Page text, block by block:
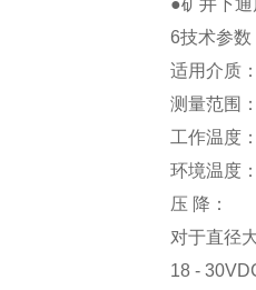
●矿井下
6技术参数
适用介质
测量范围
工作温度
环境温度
压 降：
对于直径
18 -